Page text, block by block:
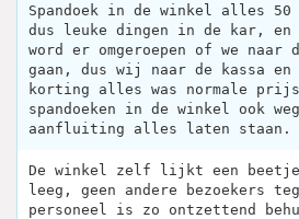
Spandoek in de winkel alles
dus leuke dingen in de kar,
word er omgeroepen of we naar
gaan, dus wij naar de kassa
korting alles was normale
spandoeken in de winkel ook
aanfluiting alles laten staan.
De winkel zelf lijkt een
leeg, geen andere bezoekers
personeel is zo ontzettend